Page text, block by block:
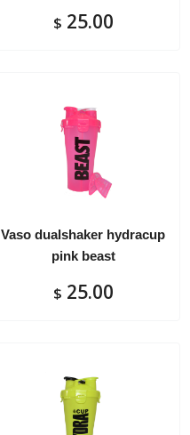
$ 25.00
Vaso dualshaker hydracup
pink beast
$ 25.00